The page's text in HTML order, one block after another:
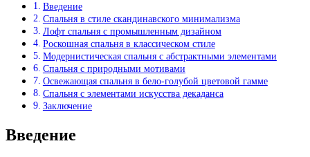
Введение
Спальня в стиле скандинавского минимализма
Лофт спальня с промышленным дизайном
Роскошная спальня в классическом стиле
Модернистическая спальня с абстрактными элементами
Спальня с природными мотивами
Освежающая спальня в бело-голубой цветовой гамме
Спальня с элементами искусства декаданса
Заключение
Введение